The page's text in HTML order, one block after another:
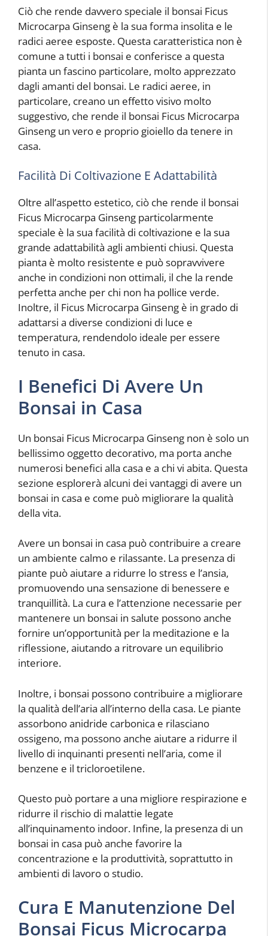
Ciò che rende davvero speciale il bonsai Ficus
Microcarpa Ginseng è la sua forma insolita e le
radici aeree esposte. Questa caratteristica non è
comune a tutti i bonsai e conferisce a questa
pianta un fascino particolare, molto apprezzato
dagli amanti del bonsai. Le radici aeree, in
particolare, creano un effetto visivo molto
suggestivo, che rende il bonsai Ficus Microcarpa
Ginseng un vero e proprio gioiello da tenere in
casa.
Facilità Di Coltivazione E Adattabilità
Oltre all’aspetto estetico, ciò che rende il bonsai
Ficus Microcarpa Ginseng particolarmente
speciale è la sua facilità di coltivazione e la sua
grande adattabilità agli ambienti chiusi. Questa
pianta è molto resistente e può sopravvivere
anche in condizioni non ottimali, il che la rende
perfetta anche per chi non ha pollice verde.
Inoltre, il Ficus Microcarpa Ginseng è in grado di
adattarsi a diverse condizioni di luce e
temperatura, rendendolo ideale per essere
tenuto in casa.
I Benefici Di Avere Un
Bonsai in Casa
Un bonsai Ficus Microcarpa Ginseng non è solo un
bellissimo oggetto decorativo, ma porta anche
numerosi benefici alla casa e a chi vi abita. Questa
sezione esplorerà alcuni dei vantaggi di avere un
bonsai in casa e come può migliorare la qualità
della vita.
Avere un bonsai in casa può contribuire a creare
un ambiente calmo e rilassante. La presenza di
piante può aiutare a ridurre lo stress e l’ansia,
promuovendo una sensazione di benessere e
tranquillità. La cura e l’attenzione necessarie per
mantenere un bonsai in salute possono anche
fornire un’opportunità per la meditazione e la
riflessione, aiutando a ritrovare un equilibrio
interiore.
Inoltre, i bonsai possono contribuire a migliorare
la qualità dell’aria all’interno della casa. Le piante
assorbono anidride carbonica e rilasciano
ossigeno, ma possono anche aiutare a ridurre il
livello di inquinanti presenti nell’aria, come il
benzene e il tricloroetilene.
Questo può portare a una migliore respirazione e
ridurre il rischio di malattie legate
all’inquinamento indoor. Infine, la presenza di un
bonsai in casa può anche favorire la
concentrazione e la produttività, soprattutto in
ambienti di lavoro o studio.
Cura E Manutenzione Del
Bonsai Ficus Microcarpa